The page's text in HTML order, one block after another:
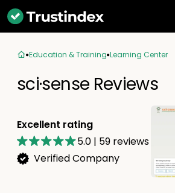
Education & Training Learning Center
sci·sense Reviews
Excellent rating
5.0 | 59 reviews
Verified Company